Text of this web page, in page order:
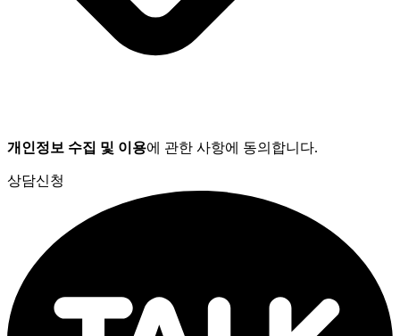
개인정보 수집 및 이용에 관한 사항에 동의합니다.
상담신청